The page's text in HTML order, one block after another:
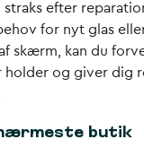
straks efter
for nyt glas
skærm, kan du
holder og giver dig
butik